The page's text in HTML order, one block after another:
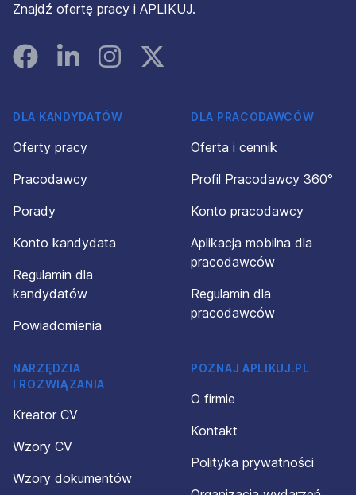
Znajdź ofertę pracy i APLIKUJ.
FacebookLinked InInstagramInstagram
DLA KANDYDATÓW
Oferty pracy
Pracodawcy
Porady
Konto kandydata
Regulamin dla
kandydatów
Powiadomienia
DLA PRACODAWCÓW
Oferta i cennik
Profil Pracodawcy 360°
Konto pracodawcy
Aplikacja mobilna dla
pracodawców
Regulamin dla
pracodawców
NARZĘDZIA
I ROZWIĄZANIA
Kreator CV
Wzory CV
Wzory dokumentów
POZNAJ APLIKUJ.PL
O firmie
Kontakt
Polityka prywatności